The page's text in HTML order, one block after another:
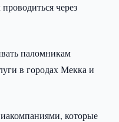
через
паломникам
в городах Мекка и
которые